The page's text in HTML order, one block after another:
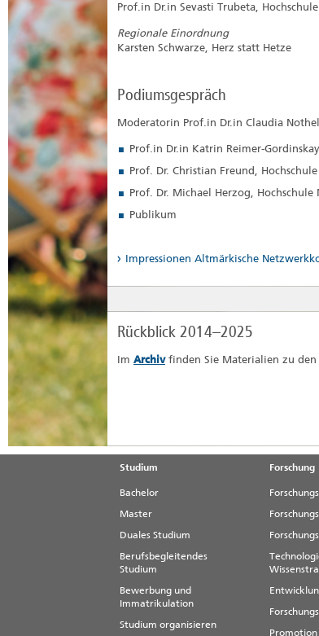
Prof.in Dr.in Sevasti Trubeta,
Regionale Einordnung
Karsten Schwarze, Herz statt Hetze
Podiumsgespräch
Moderatorin Prof.in Dr.in Claudia
Prof.in Dr.in Katrin Reimer-
Prof. Dr. Christian Freund,
Prof. Dr. Michael Herzog, Hochschule
Publikum
Impressionen Altmärkische
Rückblick 2014–2025
Im Archivfinden Sie Materialien zu den
Studium
Bachelor
Master
Duales Studium
Berufsbegleitendes
Studium
Bewerbung und
Immatrikulation
Studium organisieren
Forschung
Promotion